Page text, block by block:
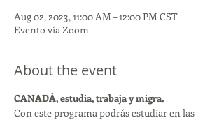
Aug 02, 2023, 11:00 AM – 12:00 PM CST
Evento vía Zoom
About the event
CANADÁ, estudia, trabaja y migra.
Con este programa podrás estudiar en las